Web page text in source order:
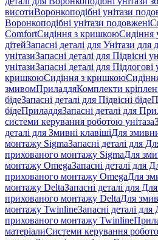
висотиВоронкоподібні унітази
Воронкоподібні унітази подовжені
ComfortСидіння з кришкоюСидіння
дітейЗапасні деталі для Унітази для
унітазиЗапасні деталі для Підвісні
унітазиЗапасні деталі для Підлогові
кришкоюСидіння з кришкою
змивомПриладдяКомплекти
бідеЗапасні деталі для Підвісні біде
бідеПриладдяЗапасні деталі для
системи керування роботою унітаза
деталі для Змивні клавішіДля
монтажу SigmaЗапасні деталі для
прихованого монтажу SigmaДля
монтажу OmegaЗапасні деталі для
прихованого монтажу OmegaДля
монтажу DeltaЗапасні деталі для
прихованого монтажу DeltaДля
монтажу TwinlineЗапасні деталі
прихованого монтажу Twinline
матеріалиСистеми керування